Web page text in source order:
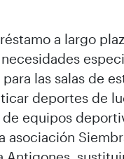
a largo
las salas de
deportes de
equipos
asociación